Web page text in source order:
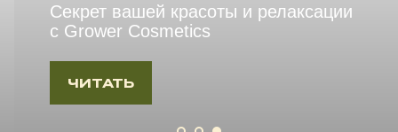
Секрет вашей красоты и релаксации
с Grower Cosmetics
ЧИТАТЬ
Статьи и новости